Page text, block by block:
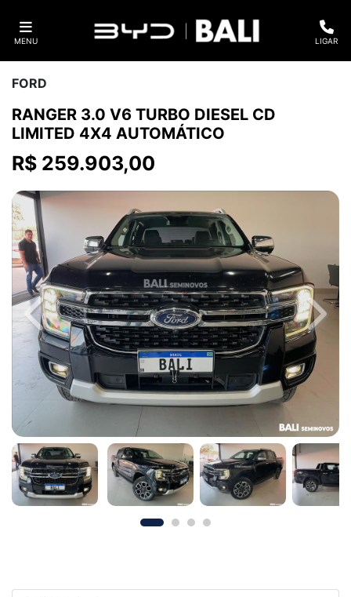
MENU LIGAR
FORD
RANGER 3.0 V6 TURBO DIESEL CD
LIMITED 4X4 AUTOMÁTICO
R$ 259.903,00
Previous Next